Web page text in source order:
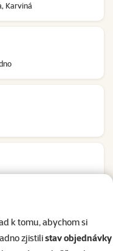
k tomu, abychom si
zjistilistav objednávky
Karviná